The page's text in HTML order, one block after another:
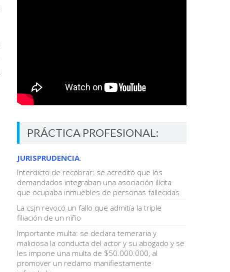
PRÁCTICA PROFESIONAL:
JURISPRUDENCIA:
Interdicto de recobrar: se acreditó que los
demandados integraban una asociación ilícita
que ocupaba inmuebles de personas fallecidas
La csjn revocó un fallo que admitía la triple
filiación de un niño
Importante multa: se declara temeraria y
maliciosa la conducta del actor y su abogado y se
les impone una multa de $50.000.000, al
promover un reclamo manifiestamente